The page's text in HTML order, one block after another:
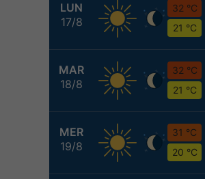
LUN
17/8
32 °C
21 °C
MAR
18/8
32 °C
21 °C
MER
19/8
31 °C
20 °C